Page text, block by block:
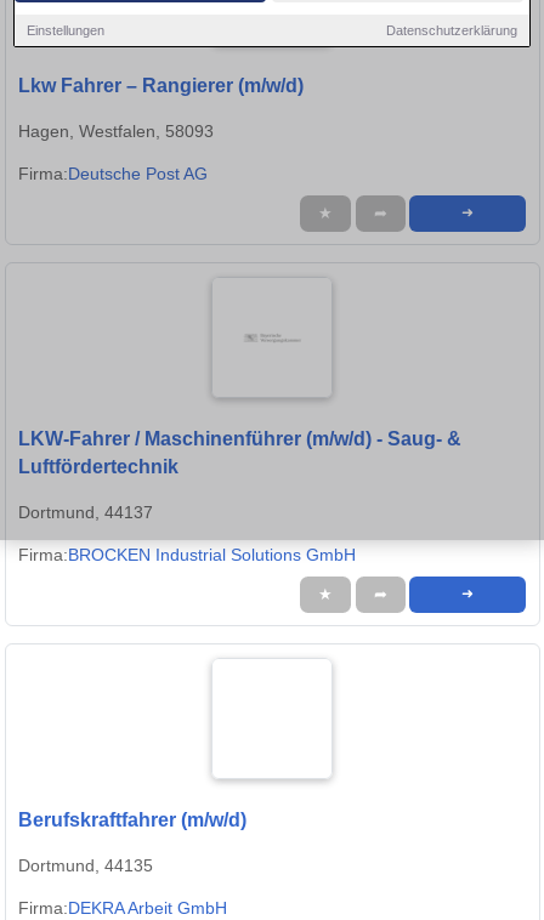
Einstellungen Datenschutzerklärung
Lkw Fahrer – Rangierer (m/w/d)
Hagen, Westfalen, 58093
Firma:Deutsche Post AG
★ ➦ ➜
LKW-Fahrer / Maschinenführer (m/w/d) - Saug- &
Luftfördertechnik
Dortmund, 44137
Firma:BROCKEN Industrial Solutions GmbH
★ ➦ ➜
Berufskraftfahrer (m/w/d)
Dortmund, 44135
Firma:DEKRA Arbeit GmbH